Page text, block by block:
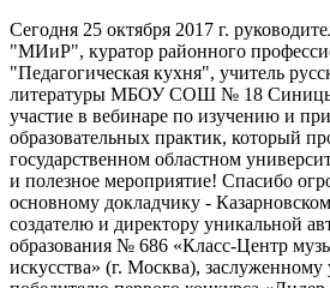
Сегодня 25 октября 2017 г.
"МИиР", куратор районного
"Педагогическая кухня", учитель
литературы МБОУ СОШ № 18
участие в вебинаре по изучению и
образовательных практик, который
государственном областном
и полезное мероприятие! Спасибо
основному докладчику -
создателю и директору уникальной
образования № 686 «Класс-Центр
искусства» (г. Москва),